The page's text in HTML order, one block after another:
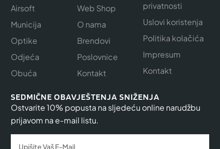
Airsoft
Municija
Optike
Odjeća
Obuća
Web Shop
O nama
Brendovi
Poslovnice
Kontakt
privatnosti
Uslovi koristenja
Politika kolačića
Impresum
Kontakt
SEDMIČNE OBAVJEŠTENJA SNIŽENJA
Ostvarite 10% popusta na sljedeću online narudžbu
prijavom na e-mail listu.